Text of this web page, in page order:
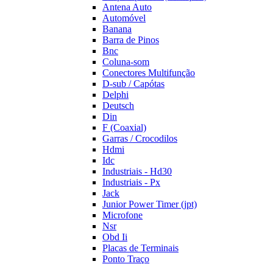
Antena Auto
Automóvel
Banana
Barra de Pinos
Bnc
Coluna-som
Conectores Multifunção
D-sub / Capótas
Delphi
Deutsch
Din
F (Coaxial)
Garras / Crocodilos
Hdmi
Idc
Industriais - Hd30
Industriais - Px
Jack
Junior Power Timer (jpt)
Microfone
Nsr
Obd Ii
Placas de Terminais
Ponto Traço